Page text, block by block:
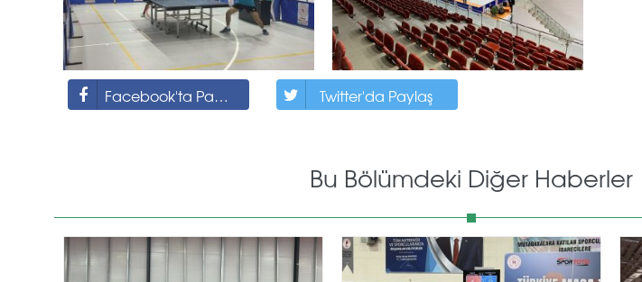
Facebook'ta Paylaş Twitter'da Paylaş
Bu Bölümdeki Diğer Haberler